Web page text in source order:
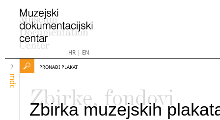
HR| EN
mdc
PRONAĐI PLAKAT
Zbirke, fondovi
Zbirka muzejskih